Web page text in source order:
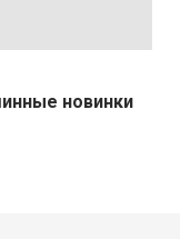
новинки